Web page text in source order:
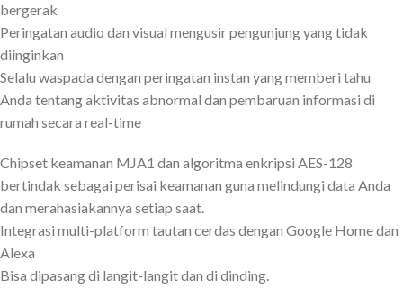
bergerak
Peringatan audio dan visual mengusir pengunjung yang tidak
diinginkan
Selalu waspada dengan peringatan instan yang memberi tahu
Anda tentang aktivitas abnormal dan pembaruan informasi di
rumah secara real-time
Chipset keamanan MJA1 dan algoritma enkripsi AES-128
bertindak sebagai perisai keamanan guna melindungi data Anda
dan merahasiakannya setiap saat.
Integrasi multi-platform tautan cerdas dengan Google Home dan
Alexa
Bisa dipasang di langit-langit dan di dinding.